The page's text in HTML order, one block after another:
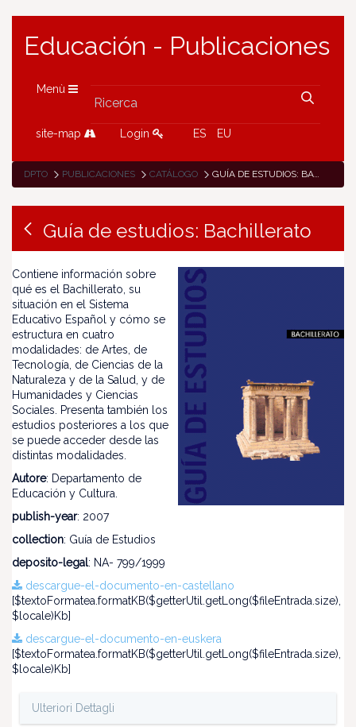
Educación - Publicaciones
Menù
site-map Login ES EU
DPTO PUBLICACIONES CATÁLOGO GUÍA DE ESTUDIOS: BACHILLERATO
Guía de estudios: Bachillerato
Contiene información sobre
qué es el Bachillerato, su
situación en el Sistema
Educativo Español y cómo se
estructura en cuatro
modalidades: de Artes, de
Tecnología, de Ciencias de la
Naturaleza y de la Salud, y de
Humanidades y Ciencias
Sociales. Presenta también los
estudios posteriores a los que
se puede acceder desde las
distintas modalidades.
Autore: Departamento de
Educación y Cultura.
publish-year: 2007
collection: Guía de Estudios
deposito-legal: NA- 799/1999
descargue-el-documento-en-castellano
[$textoFormatea.formatKB($getterUtil.getLong($fileEntrada.size),
$locale)Kb]
descargue-el-documento-en-euskera
[$textoFormatea.formatKB($getterUtil.getLong($fileEntrada.size),
$locale)Kb]
Ulteriori Dettagli